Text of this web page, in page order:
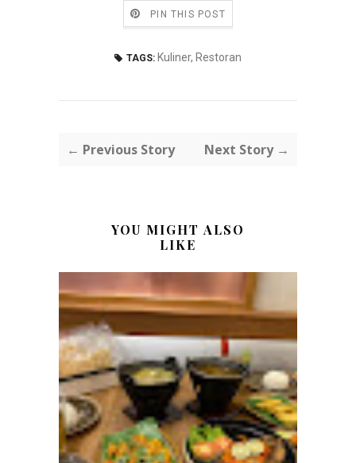
PIN THIS POST
TAGS: Kuliner, Restoran
← Previous Story Next Story →
YOU MIGHT ALSO
LIKE